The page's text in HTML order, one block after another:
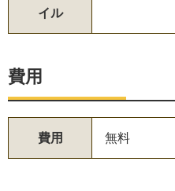
イル
費用
費用 無料